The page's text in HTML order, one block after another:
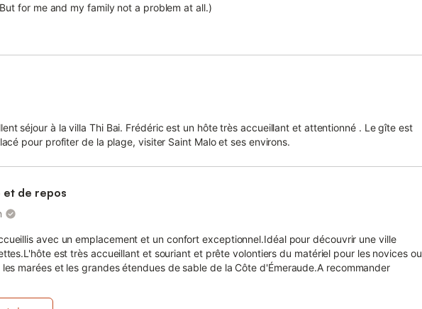
for me and my family not a problem at all.)
séjour à la villa Thi Bai. Frédéric est un hôte très accueillant et attentionné . Le gîte est
pour profiter de la plage, visiter Saint Malo et ses environs.
et de repos
avec un emplacement et un confort exceptionnel.Idéal pour découvrir une ville
est très accueillant et souriant et prête volontiers du matériel pour les novices ou
marées et les grandes étendues de sable de la Côte d'Émeraude.A recommander